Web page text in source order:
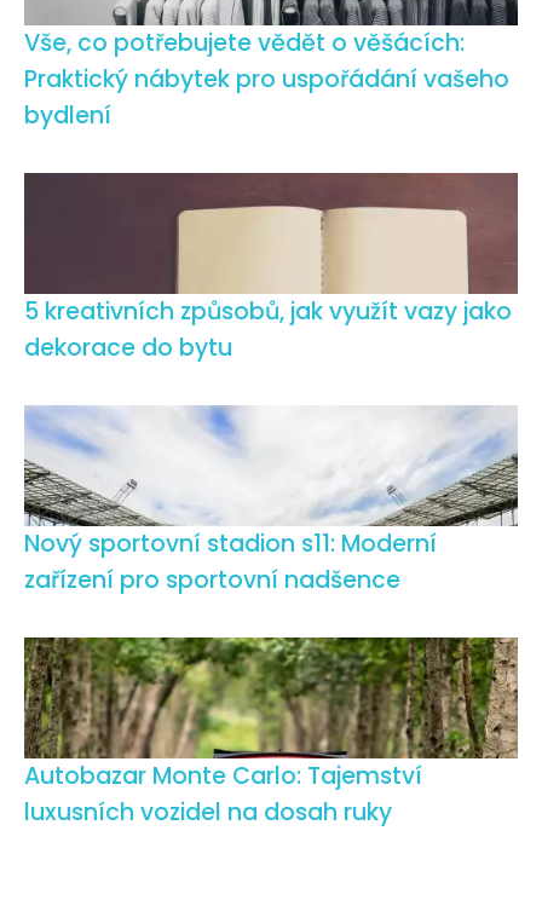
Vše, co potřebujete vědět o věšácích:
Praktický nábytek pro uspořádání vašeho
bydlení
5 kreativních způsobů, jak využít vazy jako
dekorace do bytu
Nový sportovní stadion s11: Moderní
zařízení pro sportovní nadšence
Autobazar Monte Carlo: Tajemství
luxusních vozidel na dosah ruky